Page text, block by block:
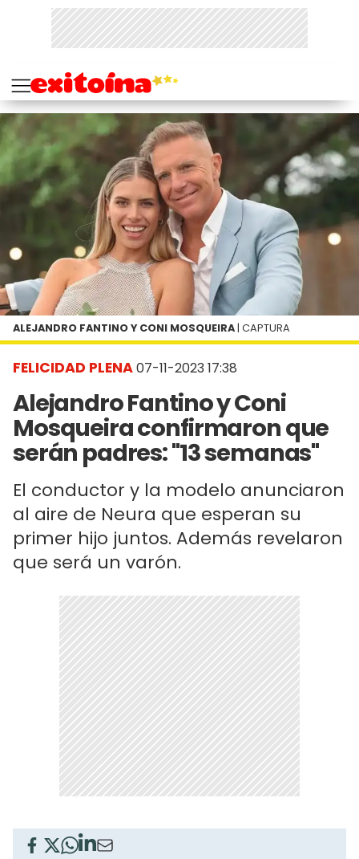
FELICIDAD PLENA07-11-2023 17:38
Alejandro Fantino y Coni
Mosqueira confirmaron que
serán padres: "13 semanas"
El conductor y la modelo anunciaron
al aire de Neura que esperan su
primer hijo juntos. Además revelaron
que será un varón.
ALEJANDRO FANTINO Y CONI MOSQUEIRA | CAPTURA